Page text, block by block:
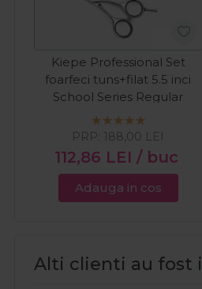
Kiepe Professional Set
foarfeci tuns+filat 5.5 inci
School Series Regular
112,86 LEI / buc
PRP: 188,00 LEI
Adauga in cos
Alti clienti au fost